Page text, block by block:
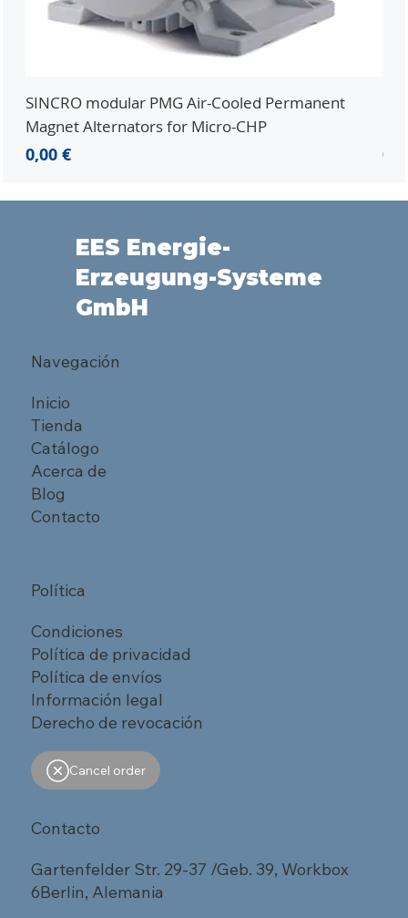
SINCRO modular PMG Air-Cooled Permanent
Magnet Alternators for Micro-CHP
Precio
0,00 €
EES Energie-
Erzeugung-Systeme
GmbH
Navegación
Inicio
Tienda
Catálogo
Acerca de
Blog
Contacto
Política
Condiciones
Política de privacidad
Política de envíos
Información legal
Derecho de revocación
Cancel order
Contacto
Gartenfelder Str. 29-37 /Geb. 39, Workbox
6Berlin, Alemania